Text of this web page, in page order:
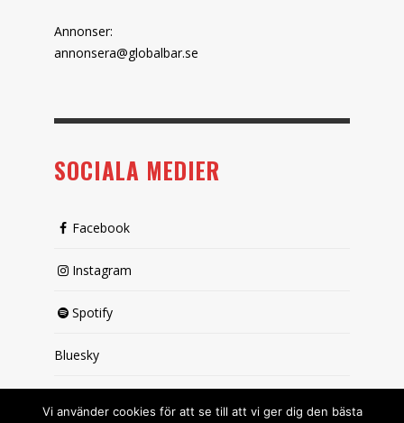
Annonser:
annonsera@globalbar.se
SOCIALA MEDIER
Facebook
Instagram
Spotify
Bluesky
Vi använder cookies för att se till att vi ger dig den bästa